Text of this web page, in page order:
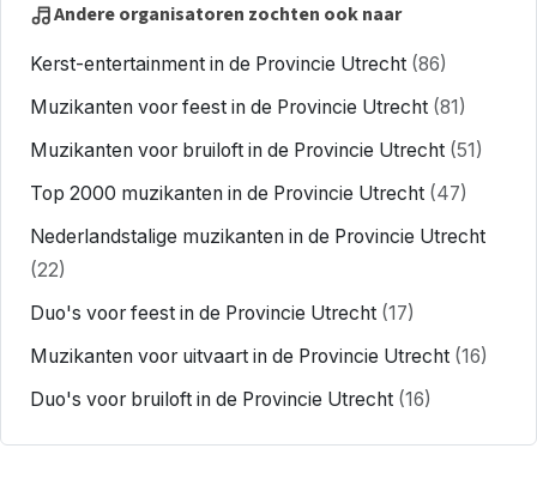
Andere organisatoren zochten ook naar
Kerst-entertainment in de Provincie Utrecht (86)
Muzikanten voor feest in de Provincie Utrecht (81)
Muzikanten voor bruiloft in de Provincie Utrecht (51)
Top 2000 muzikanten in de Provincie Utrecht (47)
Nederlandstalige muzikanten in de Provincie Utrecht
(22)
Duo's voor feest in de Provincie Utrecht (17)
Muzikanten voor uitvaart in de Provincie Utrecht (16)
Duo's voor bruiloft in de Provincie Utrecht (16)